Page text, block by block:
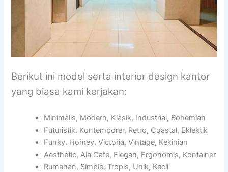
Berikut ini model serta interior design kantor
yang biasa kami kerjakan:
Minimalis, Modern, Klasik, Industrial, Bohemian
Futuristik, Kontemporer, Retro, Coastal, Eklektik
Funky, Homey, Victoria, Vintage, Kekinian
Aesthetic, Ala Cafe, Elegan, Ergonomis, Kontainer
Rumahan, Simple, Tropis, Unik, Kecil